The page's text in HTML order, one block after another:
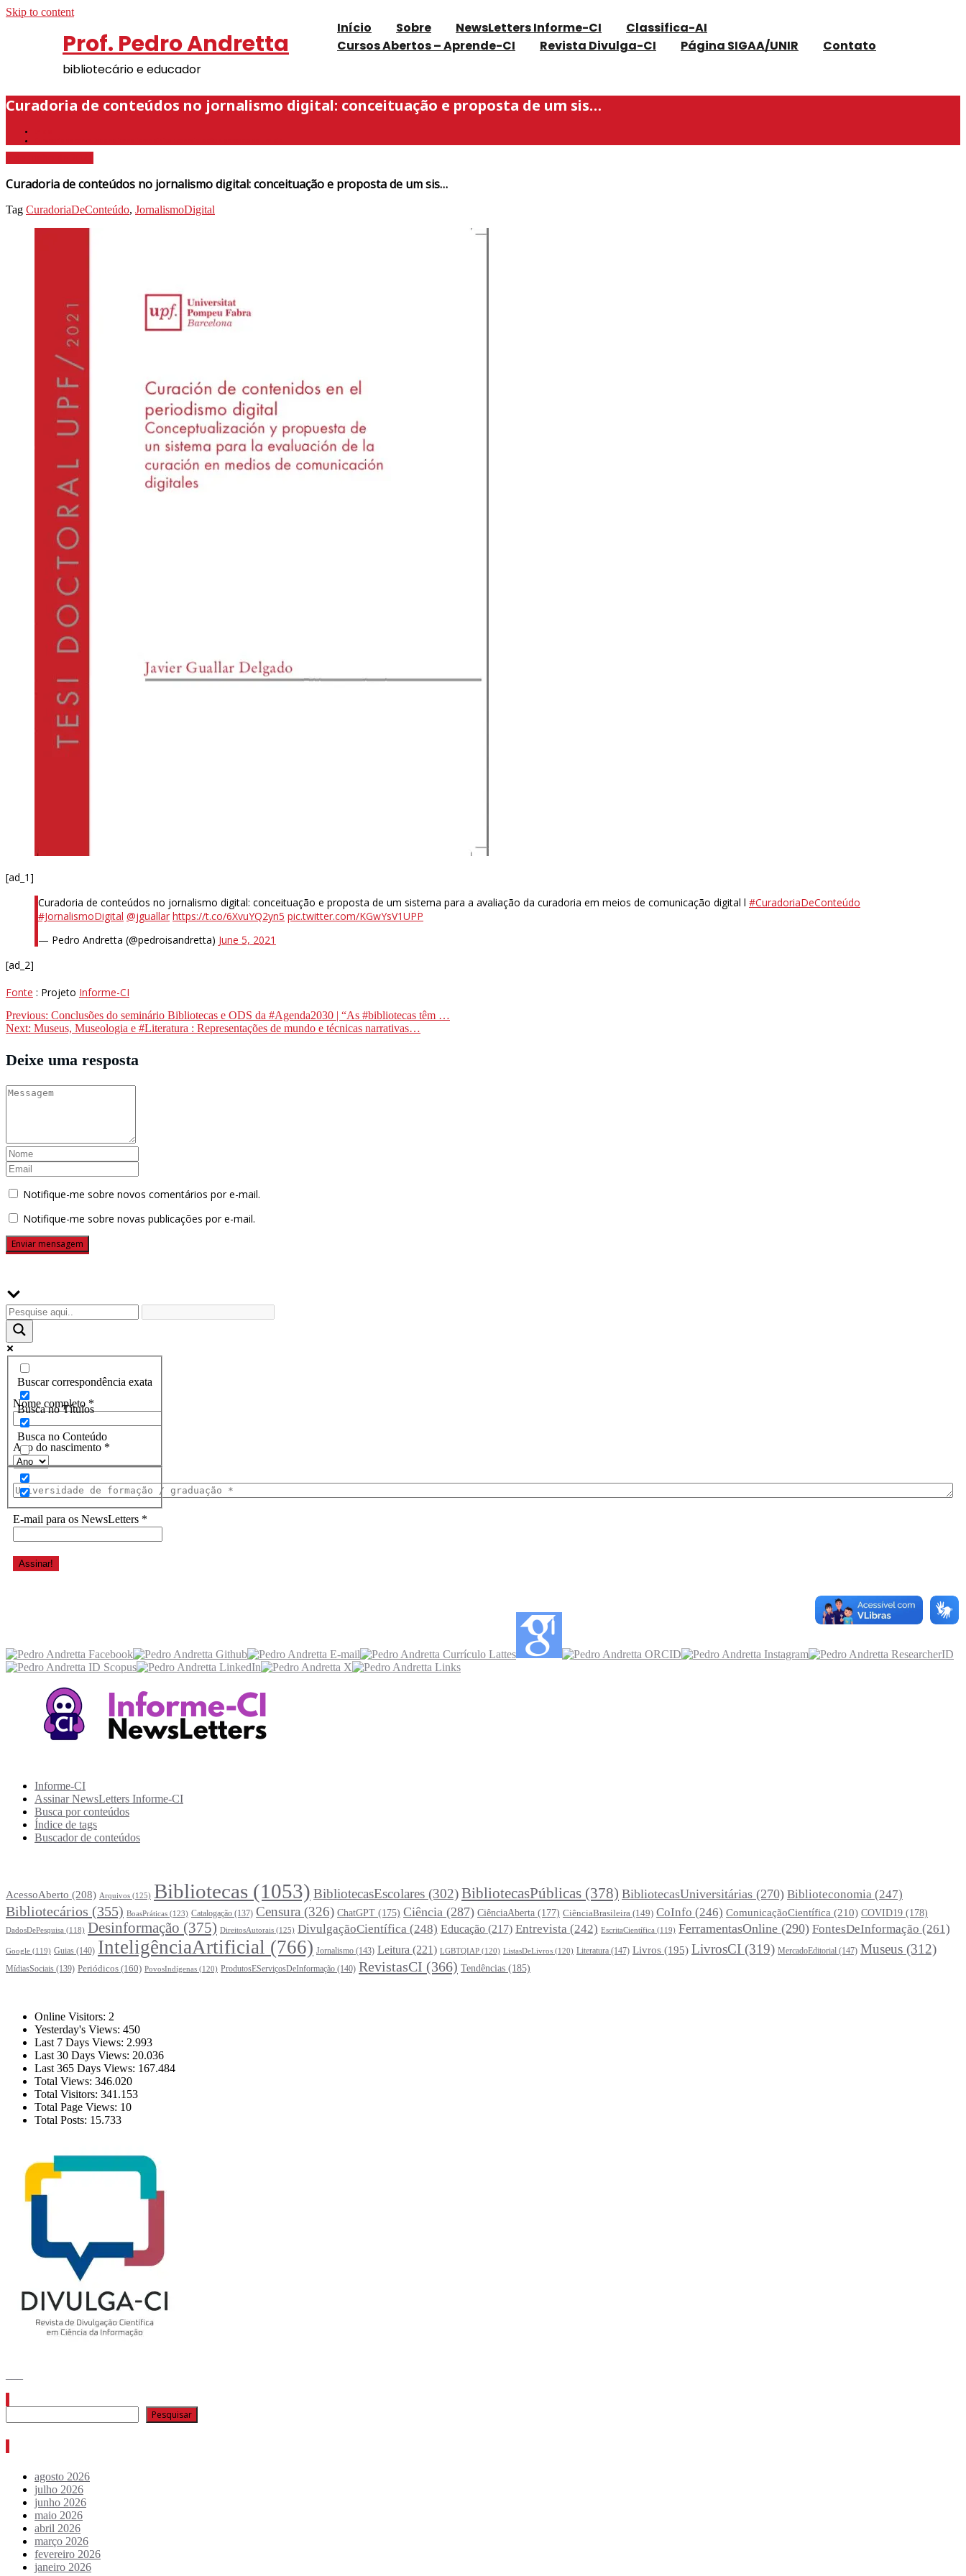
Skip to content
Prof. Pedro Andretta
bibliotecário e educador
Início Sobre NewsLetters Informe-CI
Classifica-AI
Cursos Abertos – Aprende-CI
Revista Divulga-CI Página SIGAA/UNIR Contato
Curadoria de conteúdos no jornalismo digital: conceituação e proposta de um sis…
Curadoria de conteúdos no jornalismo digital: conceituação e proposta de um sis…
Tag CuradoriaDeConteúdo, JornalismoDigital
[ad_1]
Curadoria de conteúdos no jornalismo digital: conceituação e proposta de um sistema para a avaliação da curadoria em meios de comunicação digital l #CuradoriaDeConteúdo
#JornalismoDigital @jguallar https://t.co/6XvuYQ2yn5 pic.twitter.com/KGwYsV1UPP
— Pedro Andretta (@pedroisandretta) June 5, 2021
[ad_2]
Fonte : Projeto Informe-CI
Navegação
de
Post
Previous: Conclusões do seminário Bibliotecas e ODS da #Agenda2030 | “As #bibliotecas têm …
Next: Museus, Museologia e #Literatura : Representações de mundo e técnicas narrativas…
Deixe uma resposta
Notifique-me sobre novos comentários por e-mail.
Notifique-me sobre novas publicações por e-mail.
Buscar correspondência exata
Busca no Títulos
Busca no Conteúdo
Assine a Informe-CI NewsLetters
Nome completo *
Ano do nascimento *
E-mail para os NewsLetters *
Informe-CI
Assinar NewsLetters Informe-CI
Busca por conteúdos
Índice de tags
Buscador de conteúdos
AcessoAberto (208) Arquivos (125) Bibliotecas (1053) BibliotecasEscolares (302)BibliotecasPúblicas (378) BibliotecasUniversitárias (270) Biblioteconomia (247)
Bibliotecários (355) BoasPráticas (123) Catalogação (137) Censura (326) ChatGPT (175) Ciência (287) CiênciaAberta (177) CiênciaBrasileira (149) CoInfo (246) ComunicaçãoCientífica (210) COVID19 (178)
DadosDePesquisa (118) Desinformação (375) DireitosAutorais (125) DivulgaçãoCientífica (248) Educação (217) Entrevista (242) EscritaCientífica (119) FerramentasOnline (290) FontesDeInformação (261)
Google (119) Guias (140) InteligênciaArtificial (766) Jornalismo (143) Leitura (221) LGBTQIAP (120) ListasDeLivros (120) Literatura (147) Livros (195) LivrosCI (319) MercadoEditorial (147) Museus (312)
MídiasSociais (139) Periódicos (160) PovosIndígenas (120) ProdutosEServiçosDeInformação (140) RevistasCI (366) Tendências (185)
Online Visitors: 2
Yesterday's Views: 450
Last 7 Days Views: 2.993
Last 30 Days Views: 20.036
Last 365 Days Views: 167.484
Total Views: 346.020
Total Visitors: 341.153
Total Page Views: 10
Total Posts: 15.733
Pesquisar
agosto 2026
julho 2026
junho 2026
maio 2026
abril 2026
março 2026
fevereiro 2026
janeiro 2026